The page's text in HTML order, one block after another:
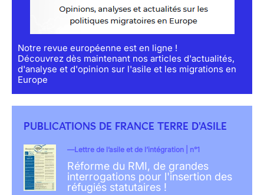
Notre revue européenne est en ligne !
Découvrez dès maintenant nos articles d'actualités,
d'analyse et d'opinion sur l'asile et les migrations en
Europe
PUBLICATIONS DE FRANCE TERRE D'ASILE
Lettre de l’asile et de l’intégration | n°1
Réforme du RMI, de grandes
interrogations pour l'insertion des
réfugiés statutaires !